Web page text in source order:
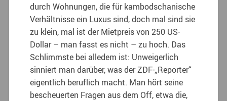
durch Wohnungen, die für kambodschanische
Verhältnisse ein Luxus sind, doch mal sind sie
zu klein, mal ist der Mietpreis von 250 US-
Dollar – man fasst es nicht – zu hoch. Das
Schlimmste bei alledem ist: Unweigerlich
sinniert man darüber, was der ZDF-„Reporter“
eigentlich beruflich macht. Man hört seine
bescheuerten Fragen aus dem Off,etwa die,